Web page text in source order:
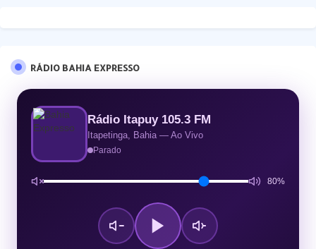
RÁDIO BAHIA EXPRESSO
Rádio Itapuy 105.3 FM
Itapetinga, Bahia — Ao Vivo
Parado
80%